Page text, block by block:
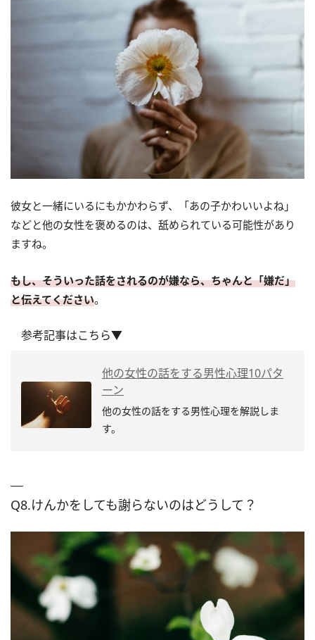
彼女と一緒にいるにもかかわらず、「あの子かわいいよね」
などと他の女性を褒めるのは、舐められている可能性があり
ますね。
もし、そういった話をされるのが嫌なら、ちゃんと「嫌だ」
と伝えてください。
参考記事はこちら▼
他の女性の話をする男性心理10パタ
ーン
他の女性の話をする男性心理を解説しま
す。
Q8.けんかをしても謝らないのはどうして？